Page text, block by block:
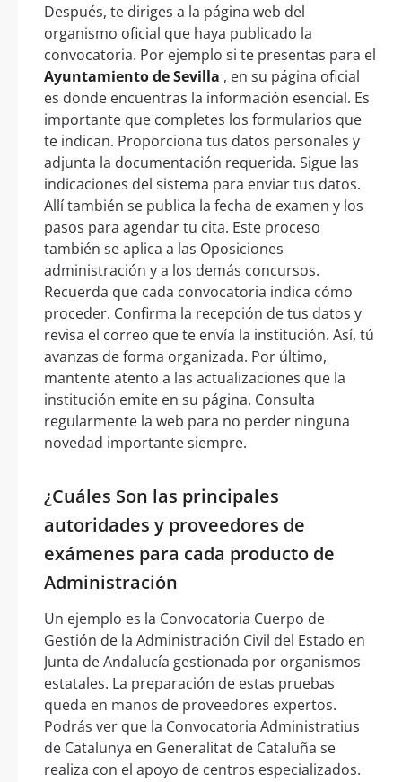
Después, te diriges a la página web del
organismo oficial que haya publicado la
convocatoria. Por ejemplo si te presentas para el
Ayuntamiento de Sevilla , en su página oficial
es donde encuentras la información esencial. Es
importante que completes los formularios que
te indican. Proporciona tus datos personales y
adjunta la documentación requerida. Sigue las
indicaciones del sistema para enviar tus datos.
Allí también se publica la fecha de examen y los
pasos para agendar tu cita. Este proceso
también se aplica a las Oposiciones
administración y a los demás concursos.
Recuerda que cada convocatoria indica cómo
proceder. Confirma la recepción de tus datos y
revisa el correo que te envía la institución. Así, tú
avanzas de forma organizada. Por último,
mantente atento a las actualizaciones que la
institución emite en su página. Consulta
regularmente la web para no perder ninguna
novedad importante siempre.
¿Cuáles Son las principales
autoridades y proveedores de
exámenes para cada producto de
Administración
Un ejemplo es la Convocatoria Cuerpo de
Gestión de la Administración Civil del Estado en
Junta de Andalucía gestionada por organismos
estatales. La preparación de estas pruebas
queda en manos de proveedores expertos.
Podrás ver que la Convocatoria Administratius
de Catalunya en Generalitat de Cataluña se
realiza con el apoyo de centros especializados.